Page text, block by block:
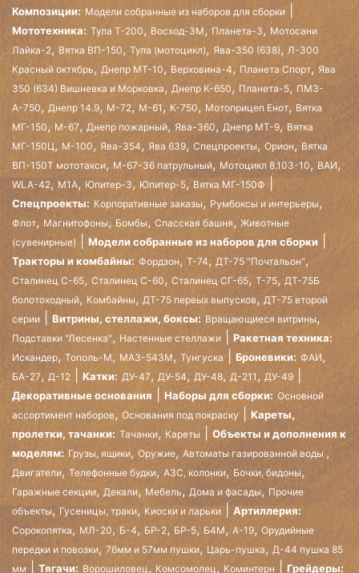
Композиции: Модели собранные из наборов для сборки
Мототехника: Тула Т-200, Восход-3М, Планета-3, Мотосани
Лайка-2, Вятка ВП-150, Тула (мотоцикл), Ява-350 (638), Л-300
Красный октябрь, Днепр МТ-10, Верховина-4, Планета Спорт, Ява
350 (634) Вишневка и Морковка, Днепр К-650, Планета-5, ПМЗ-
А-750, Днепр 14.9, М-72, М-61 , К-750, Мотоприцеп Енот, Вятка
МГ-150, М-67, Днепр пожарный, Ява-360, Днепр МТ-9, Вятка
МГ-150Ц, М-100, Ява-354, Ява 639, Спецпроекты,Орион, Вятка
ВП-150Т мототакси, М-67-36 патрульный, Мотоцикл 8.103-10, ВАИ,
WLA-42, М1А, Юпитер-3, Юпитер-5,Вятка МГ-150Ф
Спецпроекты: Корпоративные заказы, Румбоксы и интерьеры,
Флот, Магнитофоны, Бомбы,Спасская башня, Животные
(сувенирные)
Модели собранные из наборов для сборки
Тракторы и комбайны: Фордзон, Т-74, ДТ-75 "Почтальон",
Сталинец С-65, Сталинец С-60, Сталинец СГ-65,Т-75, ДТ-75Б
болотоходный, Комбайны, ДТ-75 первых выпусков, ДТ-75 второй
серии
Витрины, стеллажи, боксы: Вращающиеся витрины,
Подставки "Лесенка", Настенные стеллажи Ракетная техника:
Искандер, Тополь-М, МАЗ-543М, Тунгуска Броневики: ФАИ,
БА-27, Д-12 Катки: ДУ-47, ДУ-54, ДУ-48, Д-211 , ДУ-49
Декоративные основания Наборы для сборки: Основной
ассортимент наборов, Основания под покраску
Кареты,
пролетки, тачанки: Тачанки,Кареты
Объекты и дополнения к
моделям: Грузы, ящики, Оружие, Автоматы газированной воды ,
Двигатели, Телефонные будки, АЗС, колонки, Бочки, бидоны,
Гаражные секции, Декали, Мебель, Дома и фасады, Прочие
объекты, Гусеницы, траки, Киоски и ларьки Артиллерия:
Сорокопятка, МЛ-20, Б-4, БР-2,БР-5, Б4М, А-19, Орудийные
передки и повозки, 76мм и 57мм пушки, Царь-пушка, Д-44 пушка 85
мм
Тягачи: Ворошиловец , Комсомолец , Коминтерн Грейдеры: